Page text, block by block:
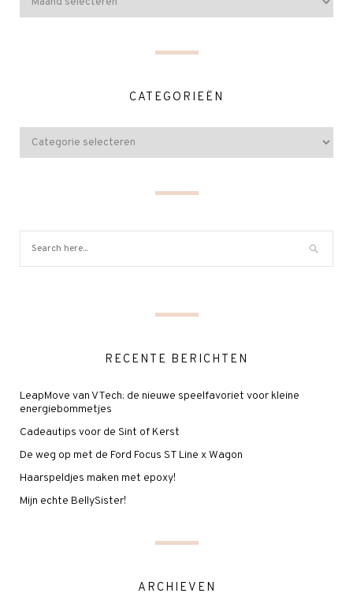
CATEGORIEËN
RECENTE BERICHTEN
LeapMove van VTech: de nieuwe speelfavoriet voor kleine
energiebommetjes
Cadeautips voor de Sint of Kerst
De weg op met de Ford Focus ST Line x Wagon
Haarspeldjes maken met epoxy!
Mijn echte BellySister!
ARCHIEVEN